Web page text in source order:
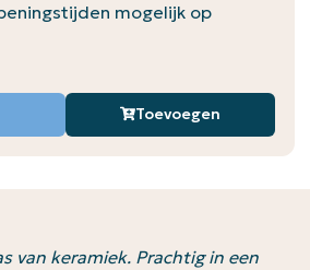
mogelijk op
Toevoegen
van keramiek. Prachtig in een